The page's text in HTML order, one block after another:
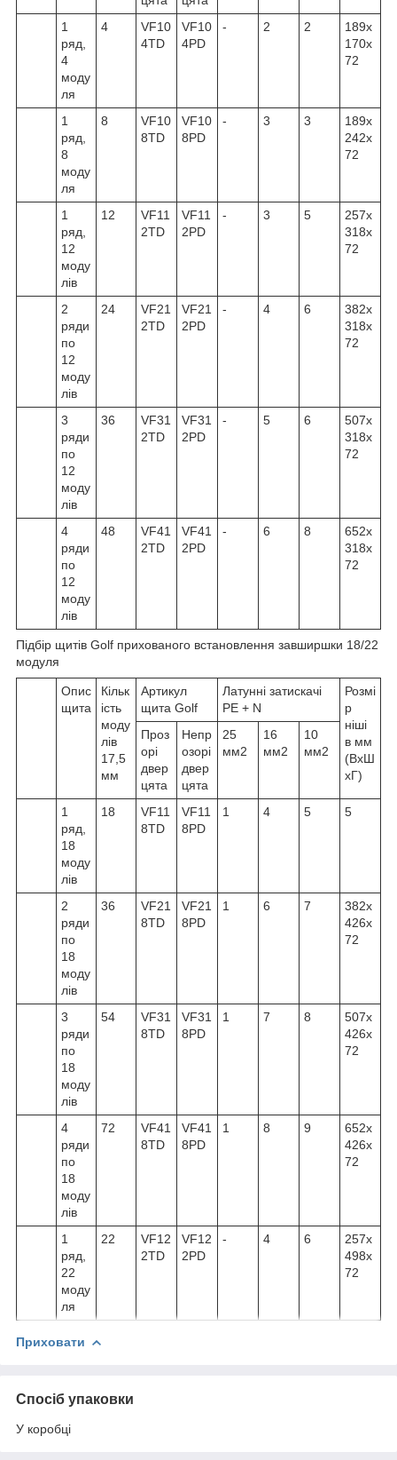
1
ряд,
4
моду
ля
4
VF10
4TD
VF10
4PD
- 2 2
189x
170x
72
1
ряд,
8
моду
ля
8
VF10
8TD
VF10
8PD
- 3 3
189x
242x
72
1
ряд,
12
моду
лів
12
VF11
2TD
VF11
2PD
- 3 5
257x
318x
72
2
ряди
по
12
моду
лів
24
VF21
2TD
VF21
2PD
- 4 6
382x
318x
72
3
ряди
по
12
моду
лів
36
VF31
2TD
VF31
2PD
- 5 6
507x
318x
72
4
ряди
по
12
моду
лів
48
VF41
2TD
VF41
2PD
- 6 8
652x
318x
72
Підбір щитів Golf прихованого встановлення завширшки 18/22
модуля
Опис
щита
Кільк
ість
моду
лів
17,5
мм
Артикул
щита Golf
Латунні затискачі
PE + N
Розмі
р
ніші
в мм
(ВхШ
хГ)
Проз
орі
двер
цята
Непр
озорі
двер
цята
25
мм2
16
мм2
10
мм2
1
ряд,
18
моду
лів
18
VF11
8TD
VF11
8PD
1 4 5 5
2
ряди
по
18
моду
лів
36
VF21
8TD
VF21
8PD
1 6 7
382x
426x
72
3
ряди
по
18
моду
лів
54
VF31
8TD
VF31
8PD
1 7 8
507x
426x
72
4
ряди
по
18
моду
лів
72
VF41
8TD
VF41
8PD
1 8 9
652x
426x
72
1
ряд,
22
моду
ля
22
VF12
2TD
VF12
2PD
- 4 6
257x
498x
72
Приховати
Спосіб упаковки
У коробці